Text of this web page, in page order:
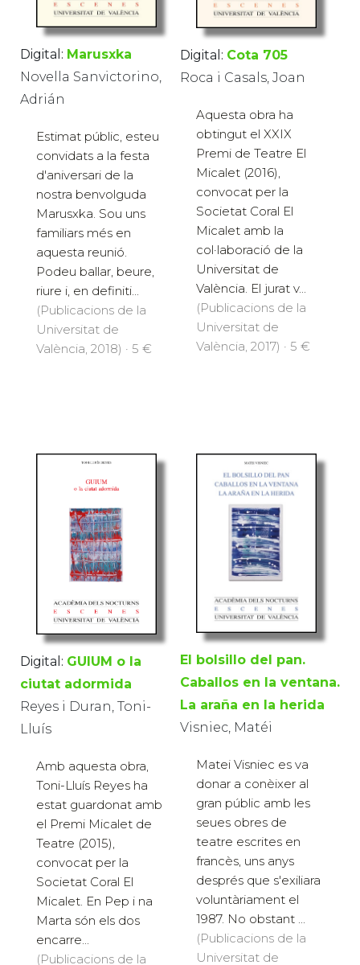
Digital: Marusxka
Novella Sanvictorino,
Adrián
Estimat públic, esteu
convidats a la festa
d'aniversari de la
nostra benvolguda
Marusxka. Sou uns
familiars més en
aquesta reunió.
Podeu ballar, beure,
riure i, en definiti...
(Publicacions de la
Universitat de
València, 2018) · 5 €
Digital: Cota 705
Roca i Casals, Joan
Aquesta obra ha
obtingut el XXIX
Premi de Teatre El
Micalet (2016),
convocat per la
Societat Coral El
Micalet amb la
col·laboració de la
Universitat de
València. El jurat v...
(Publicacions de la
Universitat de
València, 2017) · 5 €
Digital: GUIUM o la
ciutat adormida
Reyes i Duran, Toni-
Lluís
Amb aquesta obra,
Toni-Lluís Reyes ha
estat guardonat amb
el Premi Micalet de
Teatre (2015),
convocat per la
Societat Coral El
Micalet. En Pep i na
Marta són els dos
encarre...
(Publicacions de la
El bolsillo del pan.
Caballos en la ventana.
La araña en la herida
Visniec, Matéi
Matei Visniec es va
donar a conèixer al
gran públic amb les
seues obres de
teatre escrites en
francès, uns anys
després que s'exiliara
voluntàriament el
1987. No obstant ...
(Publicacions de la
Universitat de